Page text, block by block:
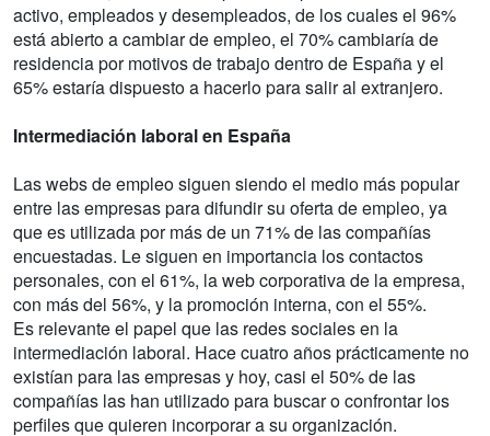
activo, empleados y desempleados, de los cuales el 96%
está abierto a cambiar de empleo, el 70% cambiaría de
residencia por motivos de trabajo dentro de España y el
65% estaría dispuesto a hacerlo para salir al extranjero.
Intermediación laboral en España
Las webs de empleo siguen siendo el medio más popular
entre las empresas para difundir su oferta de empleo, ya
que es utilizada por más de un 71% de las compañías
encuestadas. Le siguen en importancia los contactos
personales, con el 61%, la web corporativa de la empresa,
con más del 56%, y la promoción interna, con el 55%.
Es relevante el papel que las redes sociales en la
intermediación laboral. Hace cuatro años prácticamente no
existían para las empresas y hoy, casi el 50% de las
compañías las han utilizado para buscar o confrontar los
perfiles que quieren incorporar a su organización.